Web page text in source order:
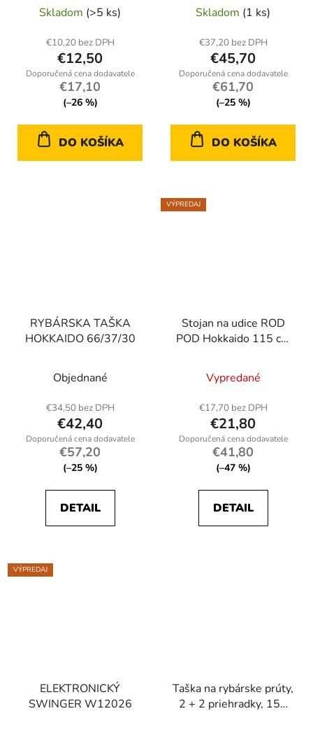
Skladom (>5 ks)
€10,20 bez DPH
€12,50
€17,10
(–26 %)
DO KOŠÍKA
Skladom (1 ks)
€37,20 bez DPH
€45,70
€61,70
(–25 %)
DO KOŠÍKA
RYBÁRSKA TAŠKA
HOKKAIDO 66/37/30
Objednané
€34,50 bez DPH
€42,40
€57,20
(–25 %)
DETAIL
VÝPREDAJ
Stojan na udice ROD
POD Hokkaido 115 cm
Vypredané
€17,70 bez DPH
€21,80
€41,80
(–47 %)
DETAIL
VÝPREDAJ
ELEKTRONICKÝ
SWINGER W12026
Taška na rybárske prúty,
2 + 2 priehradky, 150